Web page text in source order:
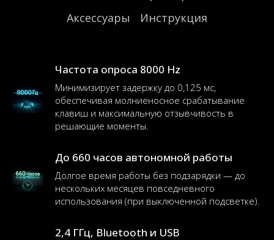
Аксессуары
Инструкция
Частота опроса 8000 Hz
Минимизирует задержку до 0,125 мс,
обеспечивая молниеносное срабатывание
клавиш и максимальную отзывчивость в
решающие моменты.
До 660 часов автономной работы
Долгое время работы без подзарядки — до
нескольких месяцев повседневного
использования (при выключенной подсветке).
2,4 ГГц, Bluetooth и USB